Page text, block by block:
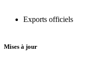
Exports officiels
Mises à jour